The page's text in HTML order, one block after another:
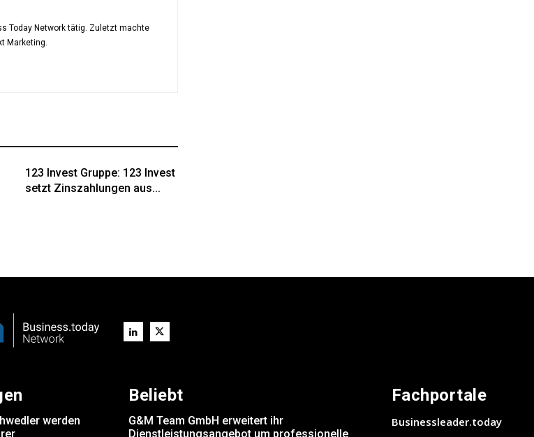
Today Network tätig. Zuletzt machte
Marketing.
123 Invest Gruppe: 123 Invest
setzt Zinszahlungen aus...
werden
Beliebt
G&M Team GmbH erweitert ihr
Dienstleistungsangebot um professionelle
Fachportale
Businessleader.today